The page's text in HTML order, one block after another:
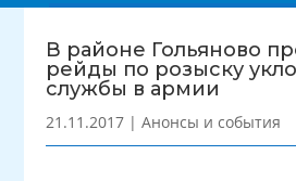
В районе Гольяново
рейды по розыску
службы в армии
21.11.2017 |Анонсы и события